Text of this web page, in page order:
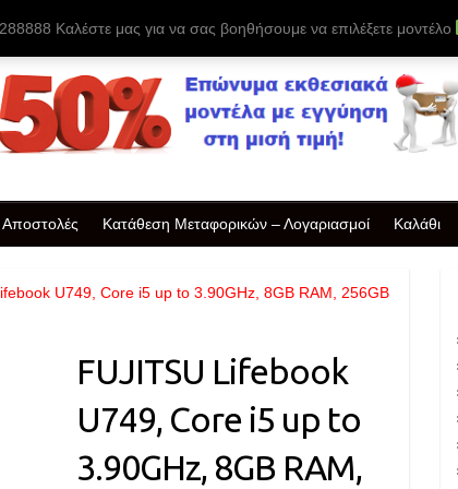
Καλέστε μας για να σας βοηθήσουμε να επιλέξετε μοντέλο
Αποστολές Κατάθεση Μεταφορικών – Λογαριασμοί Καλάθι
U749, Core i5 up to 3.90GHz, 8GB RAM, 256GB
FUJITSU Lifebook
U749, Core i5 up to
3.90GHz, 8GB RAM,